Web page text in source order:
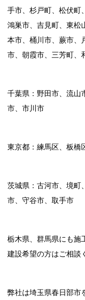
手市、杉戸町、松伏町
鴻巣市、吉見町、東松
本市、桶川市、蕨市、
市、朝霞市、三芳町
千葉県：野田市、流山
市、市川市
東京都：練馬区、板橋
茨城県：古河市、境町
市、守谷市、取手市
栃木県、群馬県にも施
建設希望の方はご相談
弊社は埼玉県春日部市